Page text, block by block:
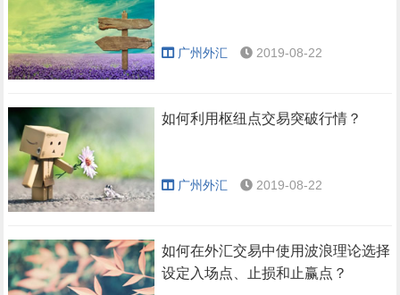
广州外汇 2019-08-22
如何利用枢纽点交易突破行情？
广州外汇 2019-08-22
如何在外汇交易中使用波浪理论选择
设定入场点、止损和止赢点？